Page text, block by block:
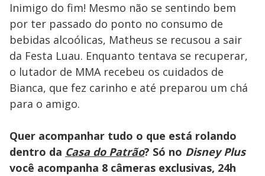
íntegra da live com
Sheila | Casa do
Patrão
Inimigo do fim! Mesmo não se sentindo bem
por ter passado do ponto no consumo de
bebidas alcoólicas, Matheus se recusou a sair
da Festa Luau. Enquanto tentava se recuperar,
o lutador de MMA recebeu os cuidados de
Bianca, que fez carinho e até preparou um chá
para o amigo.
Quer acompanhar tudo o que está rolando
dentro da Casa do Patrão? Só no Disney Plus
você acompanha 8 câmeras exclusivas, 24h